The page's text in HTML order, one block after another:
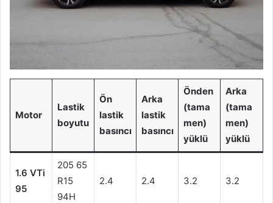
Motor
Lastik
boyutu
Ön
lastik
basıncı
Arka
lastik
basıncı
Önden
(tama
men)
yüklü
Arka
(tama
men)
yüklü
1.6 VTi
95
205 65
R15
94H
2.4 2.4 3.2 3.2